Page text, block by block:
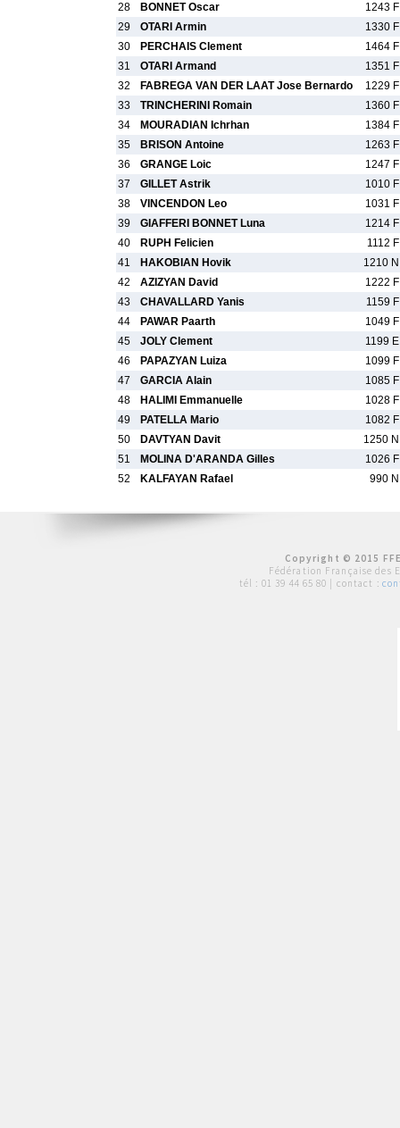
28
BONNET Oscar
1243 F
29
OTARI Armin
1330 F
30
PERCHAIS Clement
1464 F
31
OTARI Armand
1351 F
32
FABREGA VAN DER LAAT Jose Bernardo
1229 F
33
TRINCHERINI Romain
1360 F
34
MOURADIAN Ichrhan
1384 F
35
BRISON Antoine
1263 F
36
GRANGE Loic
1247 F
37
GILLET Astrik
1010 F
38
VINCENDON Leo
1031 F
39
GIAFFERI BONNET Luna
1214 F
40
RUPH Felicien
1112 F
41
HAKOBIAN Hovik
1210 N
42
AZIZYAN David
1222 F
43
CHAVALLARD Yanis
1159 F
44
PAWAR Paarth
1049 F
45
JOLY Clement
1199 E
46
PAPAZYAN Luiza
1099 F
47
GARCIA Alain
1085 F
48
HALIMI Emmanuelle
1028 F
49
PATELLA Mario
1082 F
50
DAVTYAN Davit
1250 N
51
MOLINA D'ARANDA Gilles
1026 F
52
KALFAYAN Rafael 990 N
Copyright © 2015
Fédération Française des
tél : 01 39 44 65 80 | contact :